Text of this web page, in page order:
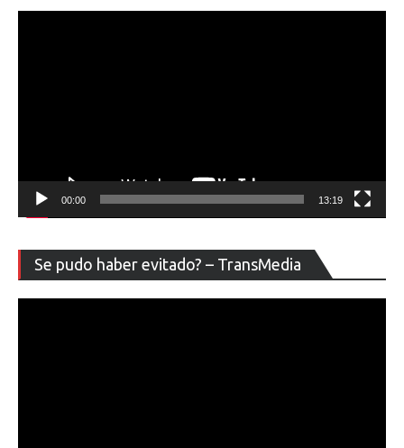
00:00 13:19
Se pudo haber evitado? – TransMedia
de